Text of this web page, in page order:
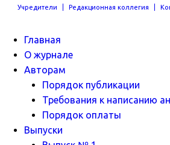
Учредители Редакционная коллегия
Главная
О журнале
Авторам
Порядок публикации
Требования к написанию
Порядок оплаты
Выпуски